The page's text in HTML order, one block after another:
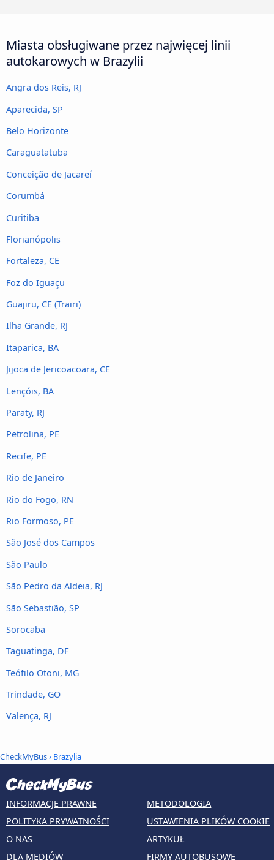
Miasta obsługiwane przez najwięcej linii
autokarowych w Brazylii
Angra dos Reis, RJ
Aparecida, SP
Belo Horizonte
Caraguatatuba
Conceição de Jacareí
Corumbá
Curitiba
Florianópolis
Fortaleza, CE
Foz do Iguaçu
Guajiru, CE (Trairi)
Ilha Grande, RJ
Itaparica, BA
Jijoca de Jericoacoara, CE
Lençóis, BA
Paraty, RJ
Petrolina, PE
Recife, PE
Rio de Janeiro
Rio do Fogo, RN
Rio Formoso, PE
São José dos Campos
São Paulo
São Pedro da Aldeia, RJ
São Sebastião, SP
Sorocaba
Taguatinga, DF
Teófilo Otoni, MG
Trindade, GO
Valença, RJ
CheckMyBus› Brazylia
INFORMACJE PRAWNE
POLITYKA PRYWATNOŚCI
O NAS
DLA MEDIÓW
METODOLOGIA
USTAWIENIA PLIKÓW COOKIE
ARTYKUŁ
FIRMY AUTOBUSOWE